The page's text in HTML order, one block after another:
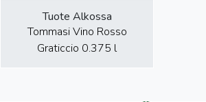
Tuote Alkossa
Tommasi Vino Rosso
Graticcio 0.375 l